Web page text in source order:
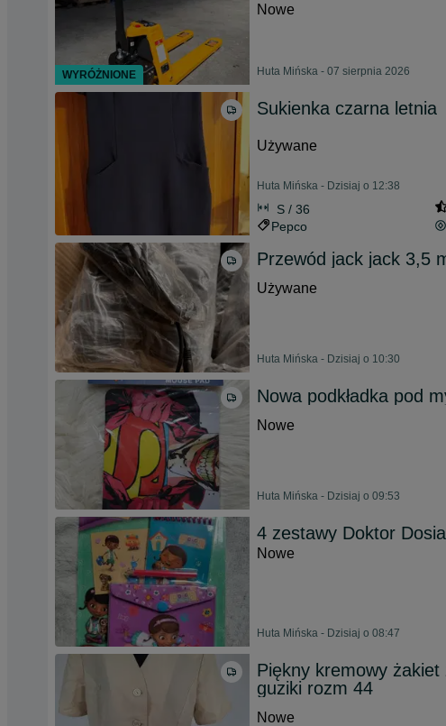
Nowe
Huta Mińska - 07 sierpnia 2026
Sukienka czarna letnia
Używane
Huta Mińska - Dzisiaj o 12:38
S / 36
Pepco
Przewód jack jack 3,5
Używane
Huta Mińska - Dzisiaj o 10:30
Nowa podkładka pod
Nowe
Huta Mińska - Dzisiaj o 09:53
4 zestawy Doktor Dosia
Nowe
Huta Mińska - Dzisiaj o 08:47
Piękny kremowy
guziki rozm 44
Nowe
WYRÓŻNIONE